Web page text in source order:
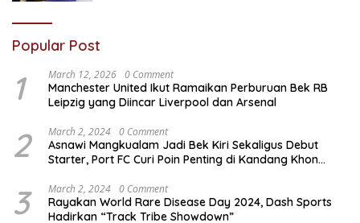
Popular Post
1 March 12, 2026 0 Comment
Manchester United Ikut Ramaikan Perburuan Bek RB
Leipzig yang Diincar Liverpool dan Arsenal
2 March 2, 2024 0 Comment
Asnawi Mangkualam Jadi Bek Kiri Sekaligus Debut
Starter, Port FC Curi Poin Penting di Kandang Khon
3 March 2, 2024 0 Comment
Rayakan World Rare Disease Day 2024, Dash Sports
Hadirkan “Track Tribe Showdown”